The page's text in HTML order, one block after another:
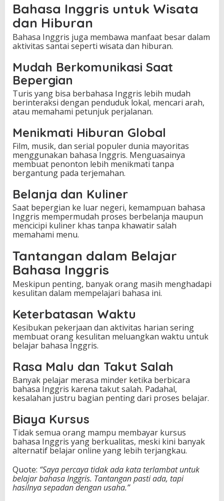
Bahasa Inggris untuk Wisata
dan Hiburan
Bahasa Inggris juga membawa manfaat besar dalam
aktivitas santai seperti wisata dan hiburan.
Mudah Berkomunikasi Saat
Bepergian
Turis yang bisa berbahasa Inggris lebih mudah
berinteraksi dengan penduduk lokal, mencari arah,
atau memahami petunjuk perjalanan.
Menikmati Hiburan Global
Film, musik, dan serial populer dunia mayoritas
menggunakan bahasa Inggris. Menguasainya
membuat penonton lebih menikmati tanpa
bergantung pada terjemahan.
Belanja dan Kuliner
Saat bepergian ke luar negeri, kemampuan bahasa
Inggris mempermudah proses berbelanja maupun
mencicipi kuliner khas tanpa khawatir salah
memahami menu.
Tantangan dalam Belajar
Bahasa Inggris
Meskipun penting, banyak orang masih menghadapi
kesulitan dalam mempelajari bahasa ini.
Keterbatasan Waktu
Kesibukan pekerjaan dan aktivitas harian sering
membuat orang kesulitan meluangkan waktu untuk
belajar bahasa Inggris.
Rasa Malu dan Takut Salah
Banyak pelajar merasa minder ketika berbicara
bahasa Inggris karena takut salah. Padahal,
kesalahan justru bagian penting dari proses belajar.
Biaya Kursus
Tidak semua orang mampu membayar kursus
bahasa Inggris yang berkualitas, meski kini banyak
alternatif belajar online yang lebih terjangkau.
Quote: “Saya percaya tidak ada kata terlambat untuk
belajar bahasa Inggris. Tantangan pasti ada, tapi
hasilnya sepadan dengan usaha.”